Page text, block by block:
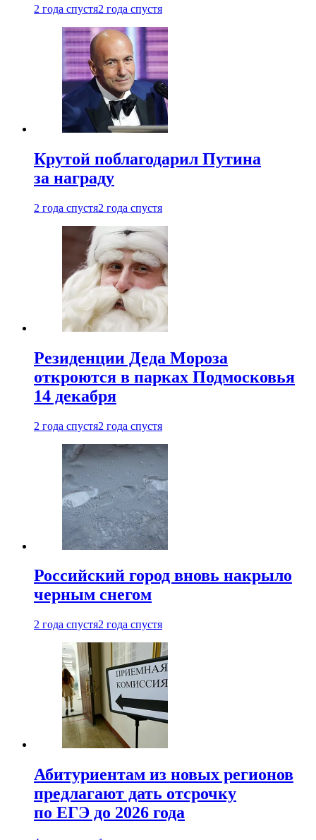
2 года спустя2 года спустя
Крутой поблагодарил Путина
за награду
2 года спустя2 года спустя
Резиденции Деда Мороза
откроются в парках Подмосковья
14 декабря
2 года спустя2 года спустя
Российский город вновь накрыло
черным снегом
2 года спустя2 года спустя
Абитуриентам из новых регионов
предлагают дать отсрочку
по ЕГЭ до 2026 года